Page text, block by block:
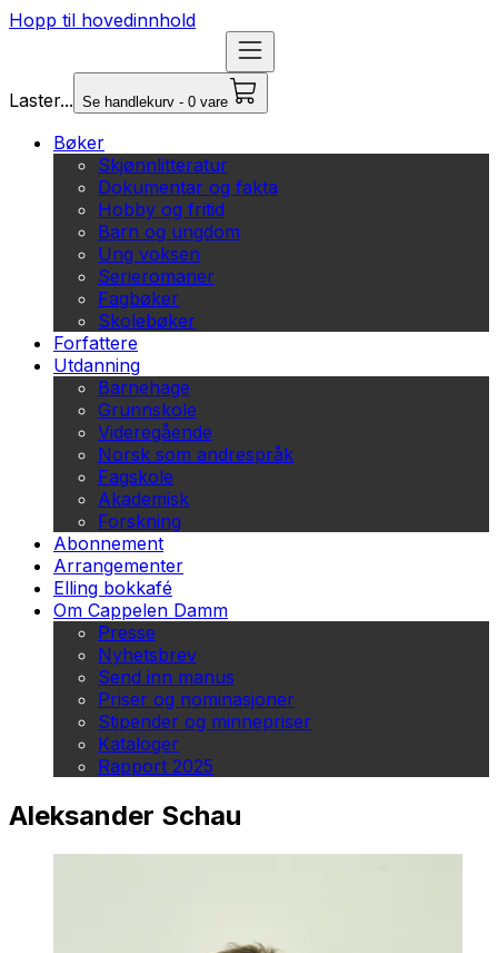
Hopp til hovedinnhold
Laster... Se handlekurv - 0 vare
Bøker
Skjønnlitteratur
Dokumentar og fakta
Hobby og fritid
Barn og ungdom
Ung voksen
Serieromaner
Fagbøker
Skolebøker
Forfattere
Utdanning
Barnehage
Grunnskole
Videregående
Norsk som andrespråk
Fagskole
Akademisk
Forskning
Abonnement
Arrangementer
Elling bokkafé
Om Cappelen Damm
Presse
Nyhetsbrev
Send inn manus
Priser og nominasjoner
Stipender og minnepriser
Kataloger
Rapport 2025
Aleksander Schau